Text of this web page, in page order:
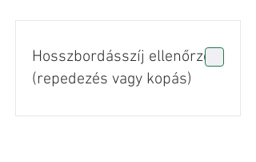
Hosszbordásszíj ellenőrzés
(repedezés vagy kopás)